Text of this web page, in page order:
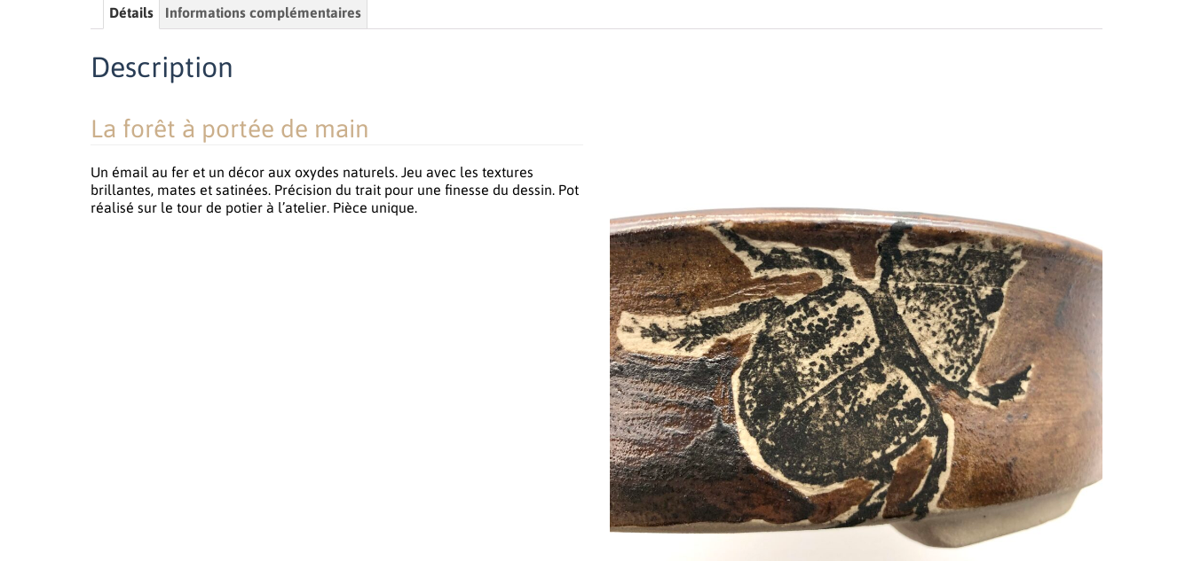
Détails Informations complémentaires
Description
La forêt à portée de main
Un émail au fer et un décor aux oxydes naturels. Jeu avec les textures
brillantes, mates et satinées. Précision du trait pour une finesse du dessin. Pot
réalisé sur le tour de potier à l’atelier. Pièce unique.